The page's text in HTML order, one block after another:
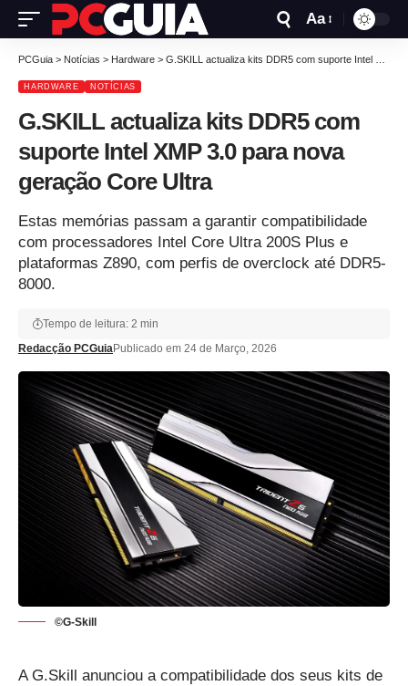
Aa
PCGuia > Notícias > Hardware > G.SKILL actualiza kits DDR5 com suporte Intel XMP 3.0 para nova geração Core Ultra
HARDWARE NOTÍCIAS
G.SKILL actualiza kits DDR5 com
suporte Intel XMP 3.0 para nova
geração Core Ultra
Estas memórias passam a garantir compatibilidade
com processadores Intel Core Ultra 200S Plus e
plataformas Z890, com perfis de overclock até DDR5-
8000.
Redacção PCGuiaPublicado em 24 de Março, 2026
Tempo de leitura: 2 min
©G-Skill
A G.Skill anunciou a compatibilidade dos seus kits de